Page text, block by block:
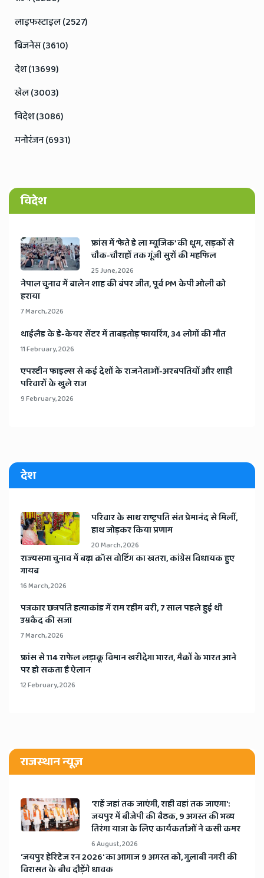
लाइफस्टाइल (2527)
बिजनेस (3610)
देश (13699)
खेल (3003)
विदेश (3086)
मनोरंजन (6931)
विदेश
​फ्रांस में ‘फेते डे ला म्यूजिक’ की धूम, सड़कों से
चौक-चौराहों तक गूंजी सुरों की महफिल
25 June, 2026
​नेपाल चुनाव में बालेन शाह की बंपर जीत, पूर्व PM केपी ओली को
हराया
7 March, 2026
​थाईलैड के डे-केयर सेंटर में ताबड़तोड़ फायरिंग, 34 लोगों की मौत
11 February, 2026
​एपस्टीन फाइल्स से कई देशों के राजनेताओं-अरबपतियों और शाही
परिवारों के खुले राज
9 February, 2026
देश
​परिवार के साथ राष्ट्रपति संत प्रेमानंद से मिलीं,
हाथ जोड़कर किया प्रणाम
20 March, 2026
​राज्यसभा चुनाव में बढ़ा क्रॉस वोटिंग का खतरा, कांग्रेस विधायक हुए
गायब
16 March, 2026
​पत्रकार छत्रपति हत्याकांड में राम रहीम बरी, 7 साल पहले हुई थी
उम्रकैद की सजा
7 March, 2026
​फ्रांस से 114 राफेल लड़ाकू विमान खरीदेगा भारत, मैक्रों के भारत आने
पर हो सकता है ऐलान
12 February, 2026
राजस्थान न्यूज़
'राहें जहां तक जाएंगी, राही वहां तक जाएगा':
जयपुर में बीजेपी की बैठक, 9 अगस्त की भव्य
तिरंगा यात्रा के लिए कार्यकर्ताओं ने कसी कमर
6 August, 2026
​'जयपुर हेरिटेज रन 2026' का आगाज 9 अगस्त को, गुलाबी नगरी की
विरासत के बीच दौड़ेंगे धावक